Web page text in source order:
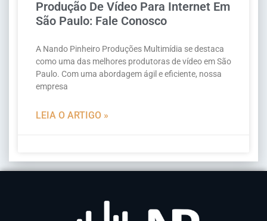
Produção De Vídeo Para Internet Em
São Paulo: Fale Conosco
A Nando Pinheiro Produções Multimídia se destaca
como uma das melhores produtoras de vídeo em São
Paulo. Com uma abordagem ágil e eficiente, nossa
empresa
LEIA O ARTIGO »